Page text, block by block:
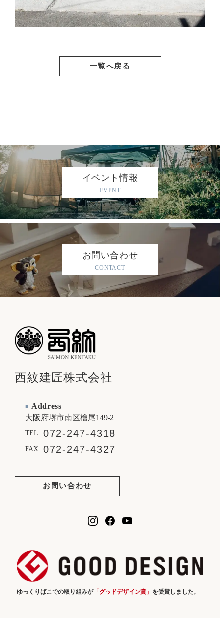
一覧へ戻る
イベント情報
EVENT
お問い合わせ
CONTACT
西紋建匠株式会社
■ Address
大阪府堺市南区檜尾149-2
TEL 072-247-4318
FAX 072-247-4327
お問い合わせ
ゆっくりばこでの取り組みが「グッドデザイン賞」 を受賞しました。